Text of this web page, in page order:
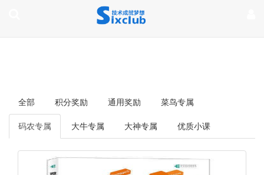
全部 积分奖励 通用奖励 菜鸟专属
码农专属 大牛专属 大神专属 优质小课